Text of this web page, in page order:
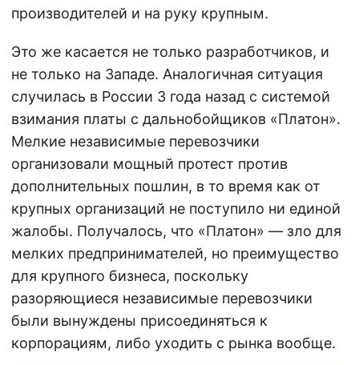
производителей и на руку крупным.
Это же касается не только разработчиков, и
не только на Западе. Аналогичная ситуация
случилась в России 3 года назад с системой
взимания платы с дальнобойщиков «Платон».
Мелкие независимые перевозчики
организовали мощный протест против
дополнительных пошлин, в то время как от
крупных организаций не поступило ни единой
жалобы. Получалось, что «Платон» — зло для
мелких предпринимателей, но преимущество
для крупного бизнеса, поскольку
разоряющиеся независимые перевозчики
были вынуждены присоединяться к
корпорациям, либо уходить с рынка вообще.